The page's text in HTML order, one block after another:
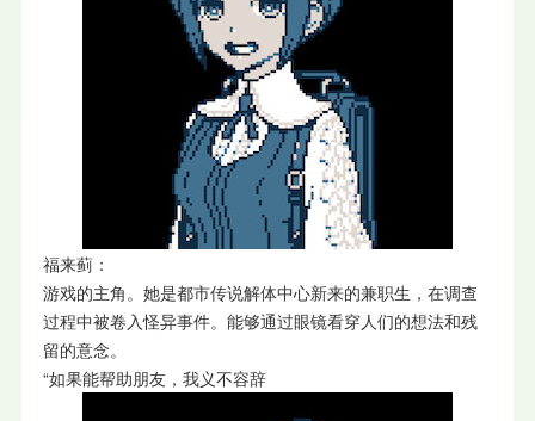
福来蓟：
游戏的主角。她是都市传说解体中心新来的兼职生，在调查
过程中被卷入怪异事件。能够通过眼镜看穿人们的想法和残
留的意念。
“如果能帮助朋友，我义不容辞